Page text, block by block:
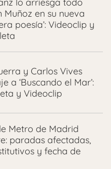
lo arriesga todo
Muñoz en su nueva
poesía’: Videoclip y
y Carlos Vives
a ‘Buscando el Mar’:
y Videoclip
Metro de Madrid
paradas afectadas,
y fecha de